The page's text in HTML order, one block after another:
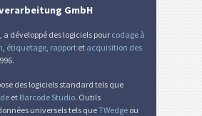
GmbH
a développé des logiciels pourcodage à
étiquetage rapport et acquisition des
des logiciels standard tels que
et Barcode Studio. Outils
universels tels queTWedge ou